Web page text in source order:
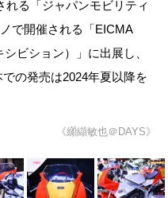
れる「ジャパンモビリティ
で開催される「EICMA
ビション）」に出展し、
の発売は2024年夏以降を
《纐纈敏也＠DAYS》